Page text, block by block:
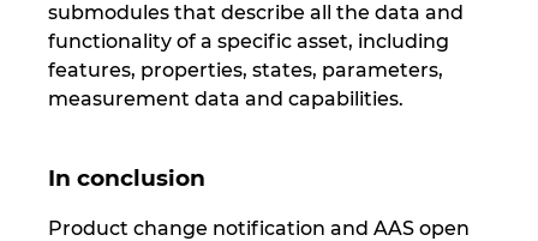
submodules that describe all the data and
functionality of a specific asset, including
features, properties, states, parameters,
measurement data and capabilities.
In conclusion
Product change notification and AAS open